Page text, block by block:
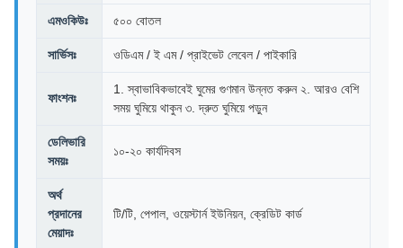
এমওকিউঃ ৫০০ বোতল
সার্ভিসঃ ওডিএম / ই এম / প্রাইভেট লেবেল / পাইকারি
ফাংশনঃ
1. স্বাভাবিকভাবেই ঘুমের গুণমান উন্নত করুন ২. আরও বেশি
সময় ঘুমিয়ে থাকুন ৩. দ্রুত ঘুমিয়ে পড়ুন
ডেলিভারি
সময়ঃ
১০-২০ কার্যদিবস
অর্থ
প্রদানের
মেয়াদঃ
টি/টি, পেপাল, ওয়েস্টার্ন ইউনিয়ন, ক্রেডিট কার্ড